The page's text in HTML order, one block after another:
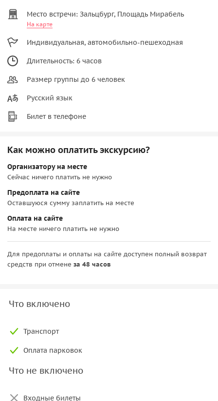
Место встречи: Зальцбург, Площадь Мирабель
На карте
Индивидуальная, автомобильно-пешеходная
Длительность: 6 часов
Размер группы до 6 человек
Русский язык
Билет в телефоне
Как можно оплатить экскурсию?
Организатору на месте
Сейчас ничего платить не нужно
Предоплата на сайте
Оставшуюся сумму заплатить на месте
Оплата на сайте
На месте ничего платить не нужно
Для предоплаты и оплаты на сайте доступен полный возврат
средств при отмене за 48 часов
Что включено
Транспорт
Оплата парковок
Что не включено
Входные билеты